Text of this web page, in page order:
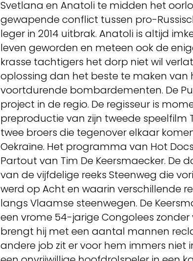
Svetlana en Anatoli te midden het
gewapende conflict tussen pro-
leger in 2014 uitbrak. Anatoli is altijd
leven geworden en meteen ook de
krasse tachtigers het dorp niet wil
oplossing dan het beste te maken van
voortdurende bombardementen. De
project in de regio. De regisseur is
preproductie van zijn tweede speelfilm
twee broers die tegenover elkaar
Oekraïne. Het programma van Hot
Partout van Tim De Keersmaecker. De
van de vijfdelige reeks Steenweg die
werd op Acht en waarin verschillende
langs Vlaamse steenwegen. De
een vrome 54-jarige Congolees zonder
brengt hij met een aantal mannen
andere job zit er voor hem immers niet